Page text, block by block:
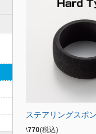
ステアリングスポ
\770(税込)